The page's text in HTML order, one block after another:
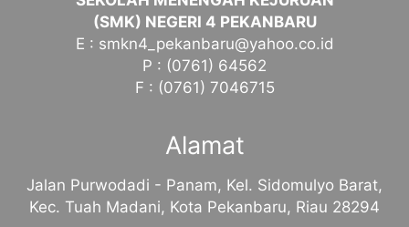
(SMK) NEGERI 4 PEKANBARU
E : smkn4_pekanbaru@yahoo.co.id
P : (0761) 64562
F : (0761) 7046715
Alamat
Jalan Purwodadi - Panam, Kel. Sidomulyo Barat,
Kec. Tuah Madani, Kota Pekanbaru, Riau 28294